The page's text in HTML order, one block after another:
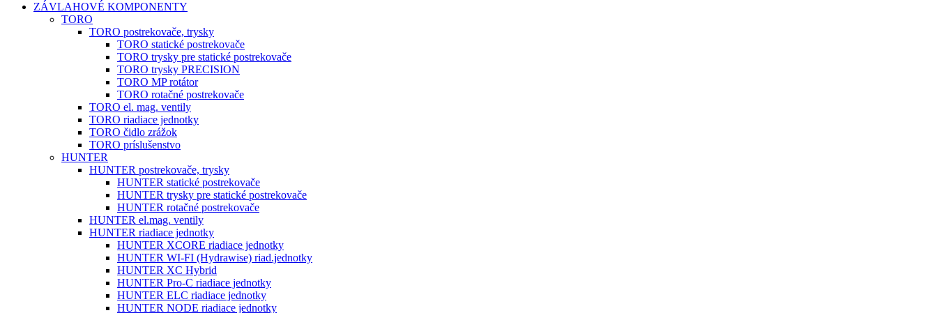
ZÁVLAHOVÉ KOMPONENTY
TORO
TORO postrekovače, trysky
TORO statické postrekovače
TORO trysky pre statické postrekovače
TORO trysky PRECISION
TORO MP rotátor
TORO rotačné postrekovače
TORO el. mag. ventily
TORO riadiace jednotky
TORO čidlo zrážok
TORO príslušenstvo
HUNTER
HUNTER postrekovače, trysky
HUNTER statické postrekovače
HUNTER trysky pre statické postrekovače
HUNTER rotačné postrekovače
HUNTER el.mag. ventily
HUNTER riadiace jednotky
HUNTER XCORE riadiace jednotky
HUNTER WI-FI (Hydrawise) riad.jednotky
HUNTER XC Hybrid
HUNTER Pro-C riadiace jednotky
HUNTER ELC riadiace jednotky
HUNTER NODE riadiace jednotky